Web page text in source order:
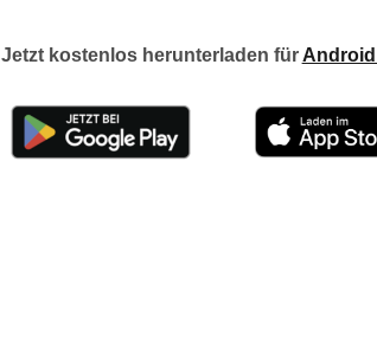
Jetzt kostenlos herunterladen für Android